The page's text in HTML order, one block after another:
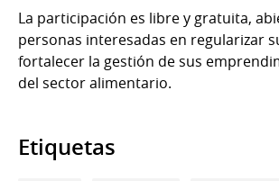
La participación es libre y gratuita,
personas interesadas en regularizar
fortalecer la gestión de sus
del sector alimentario.
Etiquetas